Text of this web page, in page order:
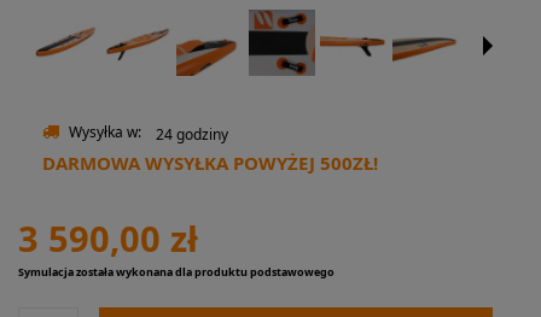
Wysyłka w: 24 godziny
DARMOWA WYSYŁKA POWYŻEJ 500ZŁ!
3 590,00 zł
Symulacja została wykonana dla produktu podstawowego